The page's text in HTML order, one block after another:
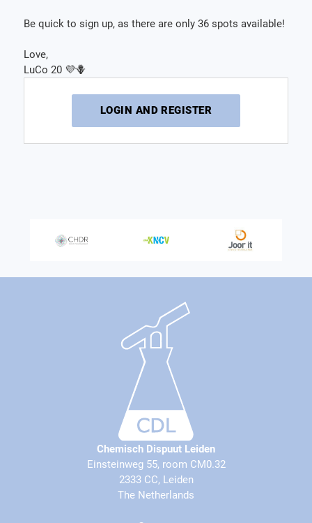
Be quick to sign up, as there are only 36 spots available!
Love,
LuCo 20 💜🪻
LOGIN AND REGISTER
Chemisch Dispuut Leiden
Einsteinweg 55, room CM0.32
2333 CC, Leiden
The Netherlands